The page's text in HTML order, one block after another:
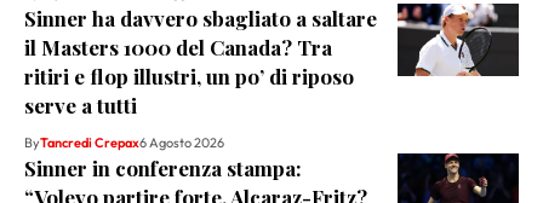
Sinner ha davvero sbagliato a saltare
il Masters 1000 del Canada? Tra
ritiri e flop illustri, un po’ di riposo
serve a tutti
ByTancredi Crepax6 Agosto 2026
Sinner in conferenza stampa:
“Volevo partire forte. Alcaraz-Fritz?